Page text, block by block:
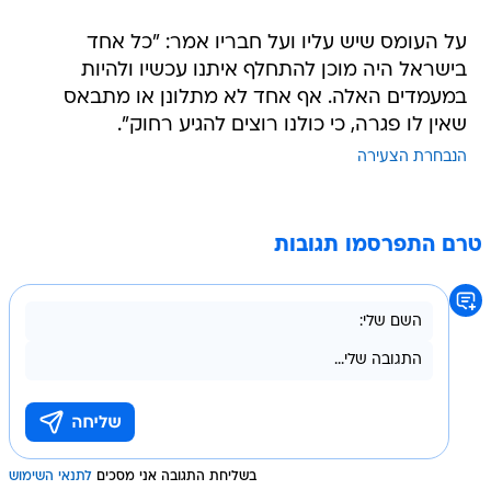
על העומס שיש עליו ועל חבריו אמר: "כל אחד
בישראל היה מוכן להתחלף איתנו עכשיו ולהיות
במעמדים האלה. אף אחד לא מתלונן או מתבאס
שאין לו פגרה, כי כולנו רוצים להגיע רחוק".
הנבחרת הצעירה
טרם התפרסמו תגובות
בשליחת התגובה אני מסכים לתנאי השימוש